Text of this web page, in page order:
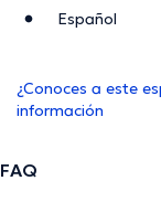
Español
¿Conoces a este
información
FAQ